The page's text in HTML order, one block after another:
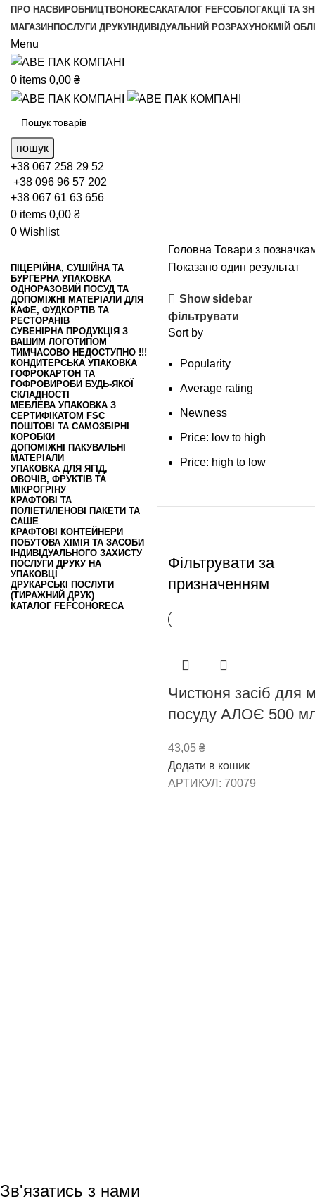
ПРО НАСВИРОБНИЦТВОHORECAКАТАЛОГ FEFCOБЛОГАКЦІЇ ТА
МАГАЗИН ПОСЛУГИ ДРУКУ ІНДИВІДУАЛЬНИЙ РОЗРАХУНОКМІЙ
Menu
0 items 0,00 ₴
пошук
+38 067 258 29 52
+38 096 96 57 202
+38 067 61 63 656
0 items 0,00 ₴
0 Wishlist
ПІЦЕРІЙНА, СУШІЙНА ТА
БУРГЕРНА УПАКОВКА
ОДНОРАЗОВИЙ ПОСУД ТА
ДОПОМІЖНІ МАТЕРІАЛИ ДЛЯ
КАФЕ, ФУДКОРТІВ ТА
РЕСТОРАНІВ
СУВЕНІРНА ПРОДУКЦІЯ З
ВАШИМ ЛОГОТИПОМ
ТИМЧАСОВО НЕДОСТУПНО !!!
КОНДИТЕРСЬКА УПАКОВКА
ГОФРОКАРТОН ТА
ГОФРОВИРОБИ БУДЬ-ЯКОЇ
СКЛАДНОСТІ
МЕБЛЕВА УПАКОВКА З
СЕРТИФІКАТОМ FSC
ПОШТОВІ ТА САМОЗБІРНІ
КОРОБКИ
ДОПОМІЖНІ ПАКУВАЛЬНІ
МАТЕРІАЛИ
УПАКОВКА ДЛЯ ЯГІД,
ОВОЧІВ, ФРУКТІВ ТА
МІКРОГРІНУ
КРАФТОВІ ТА
ПОЛІЕТИЛЕНОВІ ПАКЕТИ ТА
САШЕ
КРАФТОВІ КОНТЕЙНЕРИ
ПОБУТОВА ХІМІЯ ТА ЗАСОБИ
ІНДИВІДУАЛЬНОГО ЗАХИСТУ
ПОСЛУГИ ДРУКУ НА
УПАКОВЦІ
ДРУКАРСЬКІ ПОСЛУГИ
(ТИРАЖНИЙ ДРУК)
КАТАЛОГ FEFCOHORECA
Головна Товари з
Показано один результат
Show sidebar
фільтрувати
Sort by
Popularity
Average rating
Newness
Price: low to high
Price: high to low
Фільтрувати за
призначенням
Чистюня засіб для
посуду АЛОЄ 500
43,05 ₴
Додати в кошик
АРТИКУЛ: 70079
Зв'язатись з нами